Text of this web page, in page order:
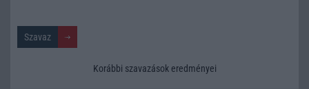
Korábbi szavazások eredményei